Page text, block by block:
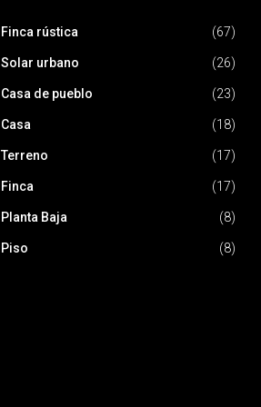
Finca rústica (67)
Solar urbano (26)
Casa de pueblo (23)
Casa (18)
Terreno (17)
Finca (17)
Planta Baja (8)
Piso (8)